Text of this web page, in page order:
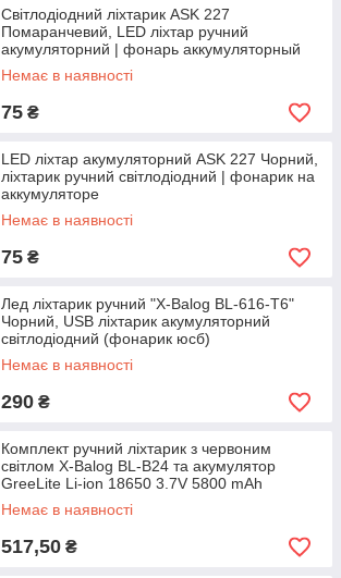
Світлодіодний ліхтарик ASK 227
Помаранчевий, LED ліхтар ручний
акумуляторний | фонарь аккумуляторный
светодиодный мощный
Немає в наявності
75 ₴
LED ліхтар акумуляторний ASK 227 Чорний,
ліхтарик ручний світлодіодний | фонарик на
аккумуляторе
Немає в наявності
75 ₴
Лед ліхтарик ручний "X-Balog BL-616-T6"
Чорний, USB ліхтарик акумуляторний
світлодіодний (фонарик юсб)
Немає в наявності
290 ₴
Комплект ручний ліхтарик з червоним
світлом X-Balog BL-B24 та акумулятор
GreeLite Li-ion 18650 3.7V 5800 mAh
Немає в наявності
517,50 ₴